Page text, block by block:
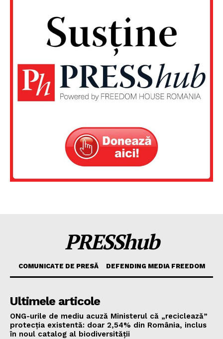
PRESShub
COMUNICATE DE PRESĂ DEFENDING MEDIA FREEDOM
Ultimele articole
ONG-urile de mediu acuză Ministerul că „reciclează”
protecția existentă: doar 2,54% din România, inclus
în noul catalog al biodiversității